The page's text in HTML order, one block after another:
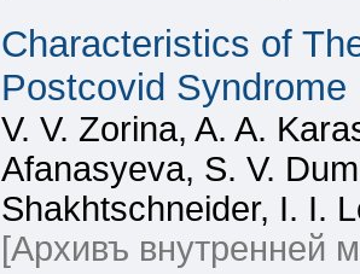
Characteristics of
Postcovid Syndrome
V. V. Zorina, A. A.
Afanasyeva, S. V.
Shakhtschneider, I. I.
[Архивъ внутренней